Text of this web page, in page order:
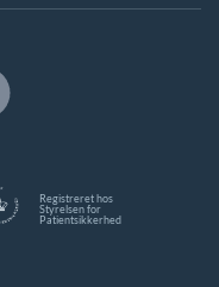
Registreret hos
Styrelsen for
Patientsikkerhed